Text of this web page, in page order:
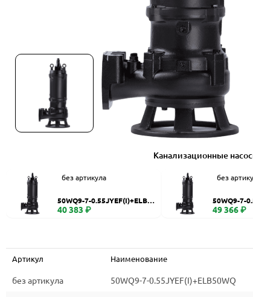
Канализационные
без артикула
50WQ9-7-0.55JYEF(I)+ELB50
WQ
40 383 ₽
без
50WQ9-7-
0
49 366 ₽
Артикул Наименование
без артикула 50WQ9-7-0.55JYEF(I)+ELB50WQ